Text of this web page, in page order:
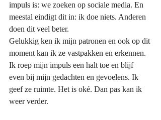
impuls is: we zoeken op sociale media. En
meestal eindigt dit in: ik doe niets. Anderen
doen dit veel beter.
Gelukkig ken ik mijn patronen en ook op dit
moment kan ik ze vastpakken en erkennen.
Ik roep mijn impuls een halt toe en blijf
even bij mijn gedachten en gevoelens. Ik
geef ze ruimte. Het is oké. Dan pas kan ik
weer verder.